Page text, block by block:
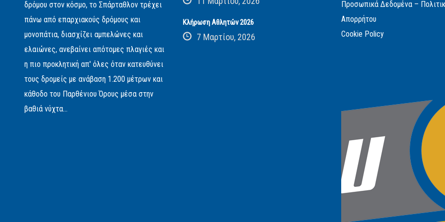
δρόμου στον κόσμο, το Σπάρταθλον τρέχει
πάνω από επαρχιακούς δρόμους και
μονοπάτια, διασχίζει αμπελώνες και
ελαιώνες, ανεβαίνει απότομες πλαγιές και
η πιο προκλητική απ' όλες όταν κατευθύνει
τους δρομείς με ανάβαση 1.200 μέτρων και
κάθοδο του Παρθένιου Όρους μέσα στην
βαθιά νύχτα...
Κλήρωση Αθλητών 2026
7 Μαρτίου, 2026
Προσωπικά Δεδομένα –
Απορρήτου
Cookie Policy